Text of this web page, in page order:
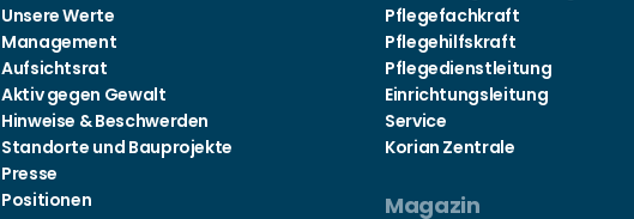
Unsere Werte
Management
Aufsichtsrat
Aktiv gegen Gewalt
Hinweise & Beschwerden
Standorte und Bauprojekte
Presse
Positionen
Pflegefachkraft
Pflegehilfskraft
Pflegedienstleitung
Einrichtungsleitung
Service
Korian Zentrale
Magazin